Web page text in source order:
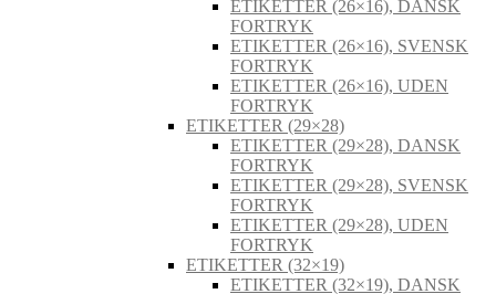
ETIKETTER (26×16), DANSK
FORTRYK
ETIKETTER (26×16), SVENSK
FORTRYK
ETIKETTER (26×16), UDEN
FORTRYK
ETIKETTER (29×28)
ETIKETTER (29×28), DANSK
FORTRYK
ETIKETTER (29×28), SVENSK
FORTRYK
ETIKETTER (29×28), UDEN
FORTRYK
ETIKETTER (32×19)
ETIKETTER (32×19), DANSK